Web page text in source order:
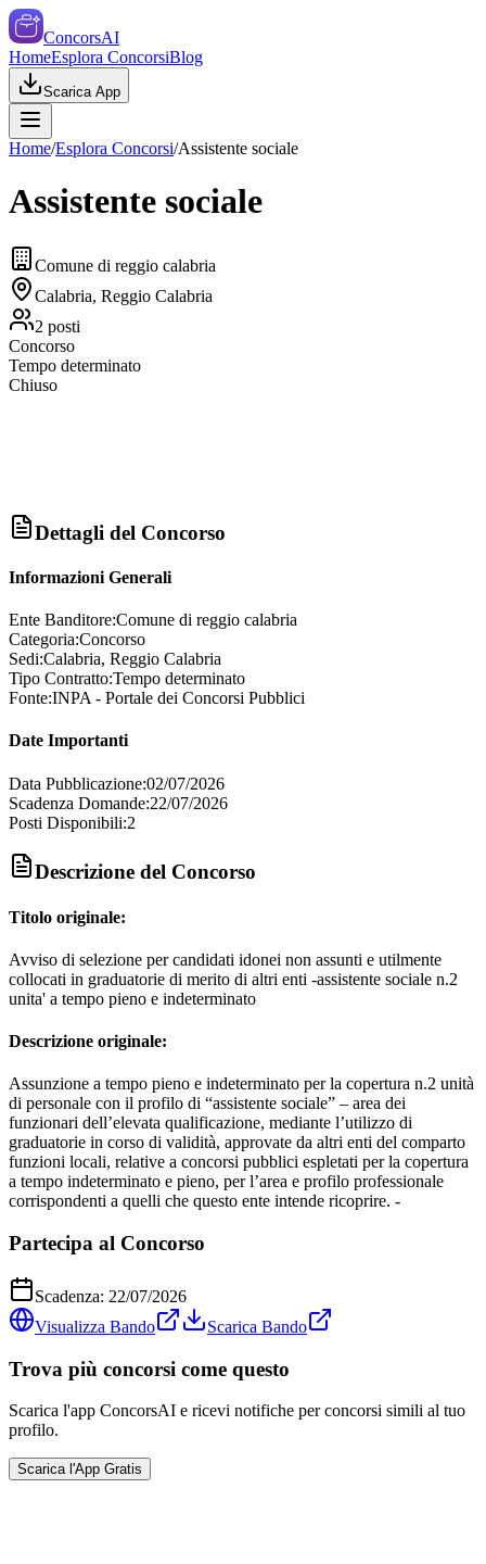
ConcorsAI
HomeEsplora ConcorsiBlog
Scarica App
Home/Esplora Concorsi/Assistente sociale
Assistente sociale
Comune di reggio calabria
Calabria, Reggio Calabria
2 posti
Concorso
Tempo determinato
Chiuso
Dettagli del Concorso
Informazioni Generali
Ente Banditore:Comune di reggio calabria
Categoria:Concorso
Sedi:Calabria, Reggio Calabria
Tipo Contratto:Tempo determinato
Fonte:INPA - Portale dei Concorsi Pubblici
Date Importanti
Data Pubblicazione:02/07/2026
Scadenza Domande:22/07/2026
Posti Disponibili:2
Descrizione del Concorso
Titolo originale:
Avviso di selezione per candidati idonei non assunti e utilmente
collocati in graduatorie di merito di altri enti -assistente sociale n.2
unita' a tempo pieno e indeterminato
Descrizione originale:
Assunzione a tempo pieno e indeterminato per la copertura n.2 unità
di personale con il profilo di “assistente sociale” – area dei
funzionari dell’elevata qualificazione, mediante l’utilizzo di
graduatorie in corso di validità, approvate da altri enti del comparto
funzioni locali, relative a concorsi pubblici espletati per la copertura
a tempo indeterminato e pieno, per l’area e profilo professionale
corrispondenti a quelli che questo ente intende ricoprire. -
Partecipa al Concorso
Scadenza: 22/07/2026
Visualizza Bando
Scarica Bando
Trova più concorsi come questo
Scarica l'app ConcorsAI e ricevi notifiche per concorsi simili al tuo
profilo.
Scarica l'App Gratis